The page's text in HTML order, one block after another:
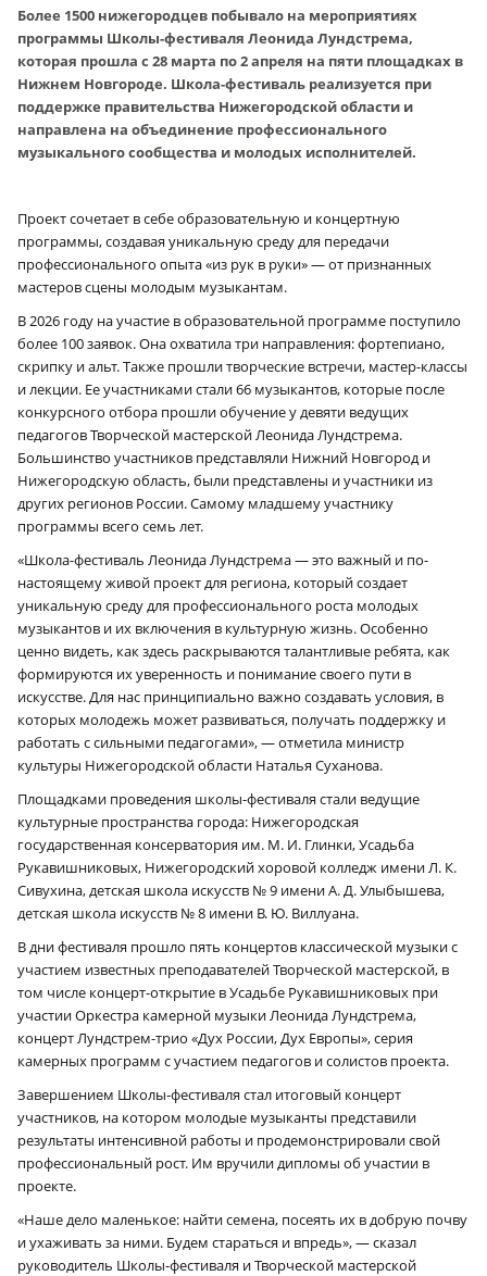
Более 1500 нижегородцев побывало на мероприятиях
программы Школы-фестиваля Леонида Лундстрема,
которая прошла с 28 марта по 2 апреля на пяти площадках в
Нижнем Новгороде. Школа-фестиваль реализуется при
поддержке правительства Нижегородской области и
направлена на объединение профессионального
музыкального сообщества и молодых исполнителей.
Проект сочетает в себе образовательную и концертную
программы, создавая уникальную среду для передачи
профессионального опыта «из рук в руки» — от признанных
мастеров сцены молодым музыкантам.
В 2026 году на участие в образовательной программе поступило
более 100 заявок. Она охватила три направления: фортепиано,
скрипку и альт. Также прошли творческие встречи, мастер-классы
и лекции. Ее участниками стали 66 музыкантов, которые после
конкурсного отбора прошли обучение у девяти ведущих
педагогов Творческой мастерской Леонида Лундстрема.
Большинство участников представляли Нижний Новгород и
Нижегородскую область, были представлены и участники из
других регионов России. Самому младшему участнику
программы всего семь лет.
«Школа-фестиваль Леонида Лундстрема — это важный и по-
настоящему живой проект для региона, который создает
уникальную среду для профессионального роста молодых
музыкантов и их включения в культурную жизнь. Особенно
ценно видеть, как здесь раскрываются талантливые ребята, как
формируются их уверенность и понимание своего пути в
искусстве. Для нас принципиально важно создавать условия, в
которых молодежь может развиваться, получать поддержку и
работать с сильными педагогами», — отметила министр
культуры Нижегородской области Наталья Суханова.
Площадками проведения школы-фестиваля стали ведущие
культурные пространства города: Нижегородская
государственная консерватория им. М. И. Глинки, Усадьба
Рукавишниковых, Нижегородский хоровой колледж имени Л. К.
Сивухина, детская школа искусств № 9 имени А. Д. Улыбышева,
детская школа искусств № 8 имени В. Ю. Виллуана.
В дни фестиваля прошло пять концертов классической музыки с
участием известных преподавателей Творческой мастерской, в
том числе концерт-открытие в Усадьбе Рукавишниковых при
участии Оркестра камерной музыки Леонида Лундстрема,
концерт Лундстрем-трио «Дух России, Дух Европы», серия
камерных программ с участием педагогов и солистов проекта.
Завершением Школы-фестиваля стал итоговый концерт
участников, на котором молодые музыканты представили
результаты интенсивной работы и продемонстрировали свой
профессиональный рост. Им вручили дипломы об участии в
проекте.
«Наше дело маленькое: найти семена, посеять их в добрую почву
и ухаживать за ними. Будем стараться и впредь», — сказал
руководитель Школы-фестиваля и Творческой мастерской